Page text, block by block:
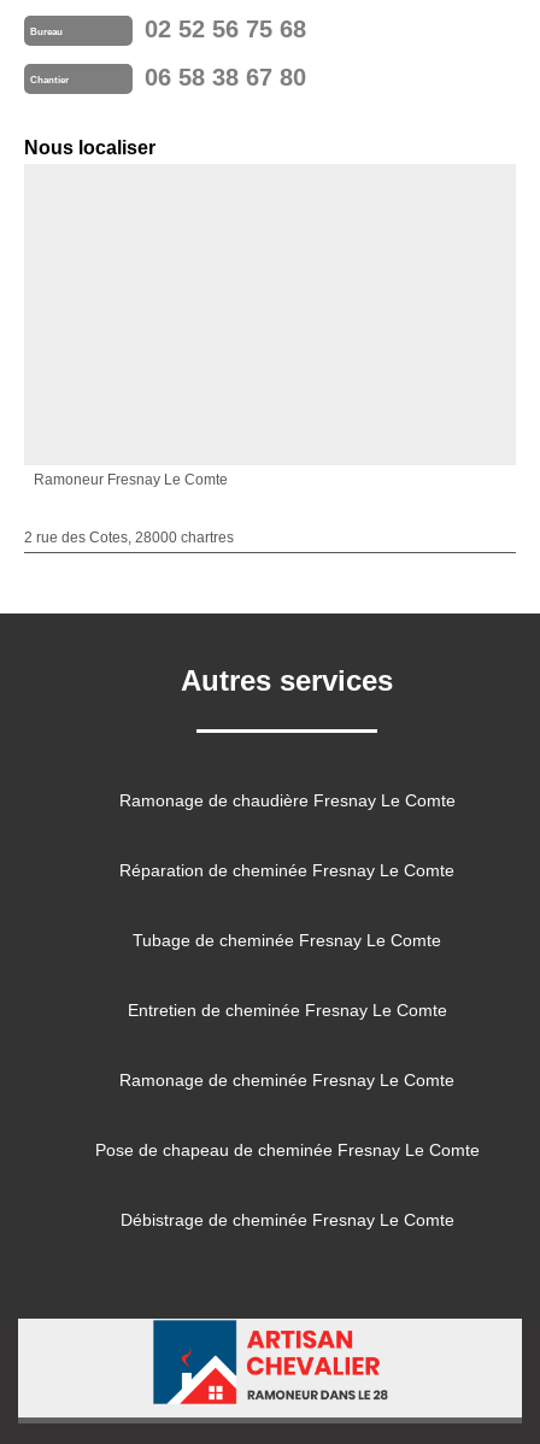
Bureau 02 52 56 75 68
Chantier 06 58 38 67 80
Nous localiser
Ramoneur Fresnay Le Comte
2 rue des Cotes, 28000 chartres
Autres services
Ramonage de chaudière Fresnay Le Comte
Réparation de cheminée Fresnay Le Comte
Tubage de cheminée Fresnay Le Comte
Entretien de cheminée Fresnay Le Comte
Ramonage de cheminée Fresnay Le Comte
Pose de chapeau de cheminée Fresnay Le Comte
Débistrage de cheminée Fresnay Le Comte